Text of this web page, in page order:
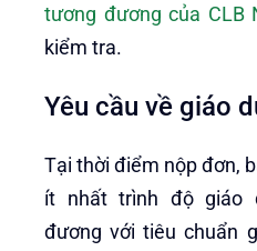
tương đương của CLB
kiểm tra.
Yêu cầu về giáo
Tại thời điểm nộp đơn,
ít nhất trình độ giáo
đương với tiêu chuẩn